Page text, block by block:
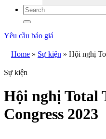
Yêu cầu báo giá
Home » Sự kiện » Hội nghị
Sự kiện
Hội nghị Total
Congress 2023